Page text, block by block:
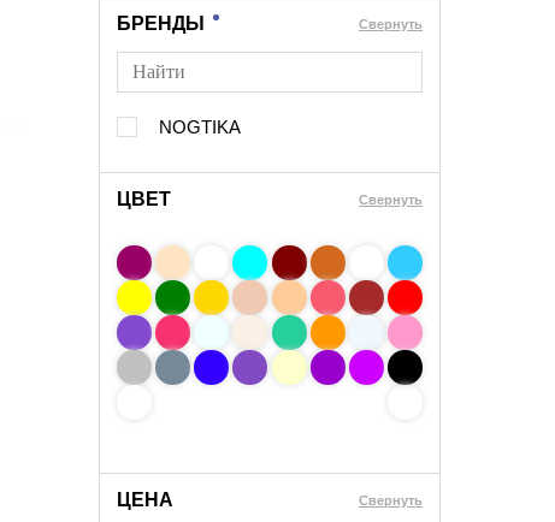
БРЕНДЫ Cвернуть
NOGTIKA
ЦВЕТ Свернуть
ЦЕНА Cвернуть